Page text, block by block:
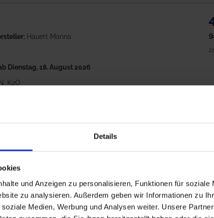
Details
und Anzeigen zu personalisieren, Funktionen für soziale
zu analysieren. Außerdem geben wir Informationen zu
Medien, Werbung und Analysen weiter. Unsere
Hauert Manna
Dienstag, 18. August 2026
K2O
Plus
Mittwoch, 12. August 2026
Cu, Mn, Zn, B